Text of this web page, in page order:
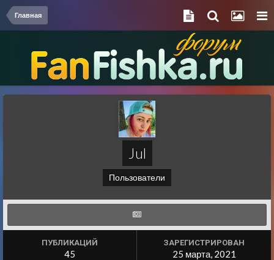
Главная
Jul
Пользователи
ПУБЛИКАЦИЙ
45
ЗАРЕГИСТРИРОВАН
25 марта, 2021